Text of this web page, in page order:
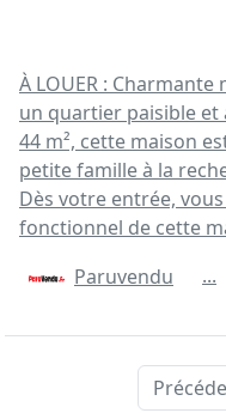
À LOUER :
un quartier paisible et
44 m², cette maison
petite famille à la
Dès votre entrée,
fonctionnel de cette
Paruvendu
...